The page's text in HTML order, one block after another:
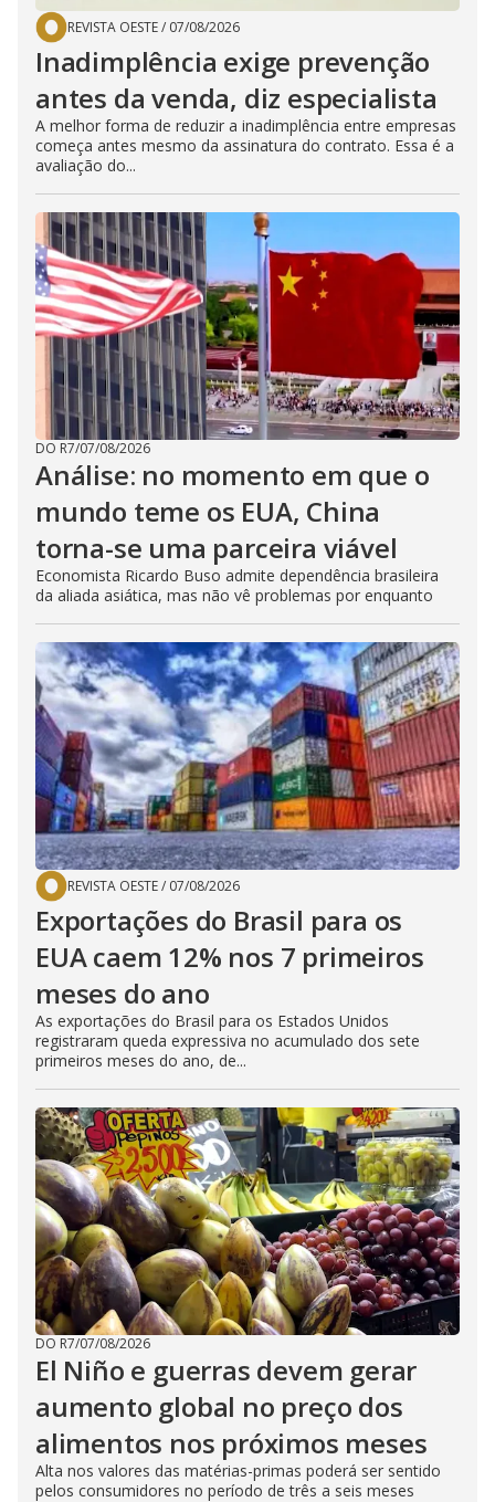
REVISTA OESTE/ 07/08/2026
Inadimplência exige prevenção
antes da venda, diz especialista
A melhor forma de reduzir a inadimplência entre empresas
começa antes mesmo da assinatura do contrato. Essa é a
avaliação do...
DO R7/07/08/2026
Análise: no momento em que o
mundo teme os EUA, China
torna-se uma parceira viável
Economista Ricardo Buso admite dependência brasileira
da aliada asiática, mas não vê problemas por enquanto
REVISTA OESTE/ 07/08/2026
Exportações do Brasil para os
EUA caem 12% nos 7 primeiros
meses do ano
As exportações do Brasil para os Estados Unidos
registraram queda expressiva no acumulado dos sete
primeiros meses do ano, de...
DO R7/07/08/2026
El Niño e guerras devem gerar
aumento global no preço dos
alimentos nos próximos meses
Alta nos valores das matérias-primas poderá ser sentido
pelos consumidores no período de três a seis meses